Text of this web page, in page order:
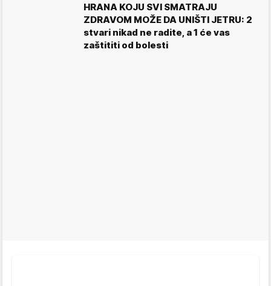
HRANA KOJU SVI SMATRAJU
ZDRAVOM MOŽE DA UNIŠTI JETRU: 2
stvari nikad ne radite, a 1 će vas
zaštititi od bolesti